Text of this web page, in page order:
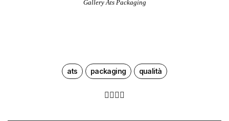
Gallery Ats Packaging
ats packaging qualità